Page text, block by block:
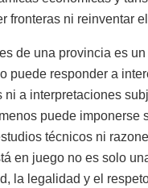
fronteras ni reinventar
de una provincia es un
puede responder a
a interpretaciones
puede imponerse
técnicos ni
en juego no es solo
la legalidad y el